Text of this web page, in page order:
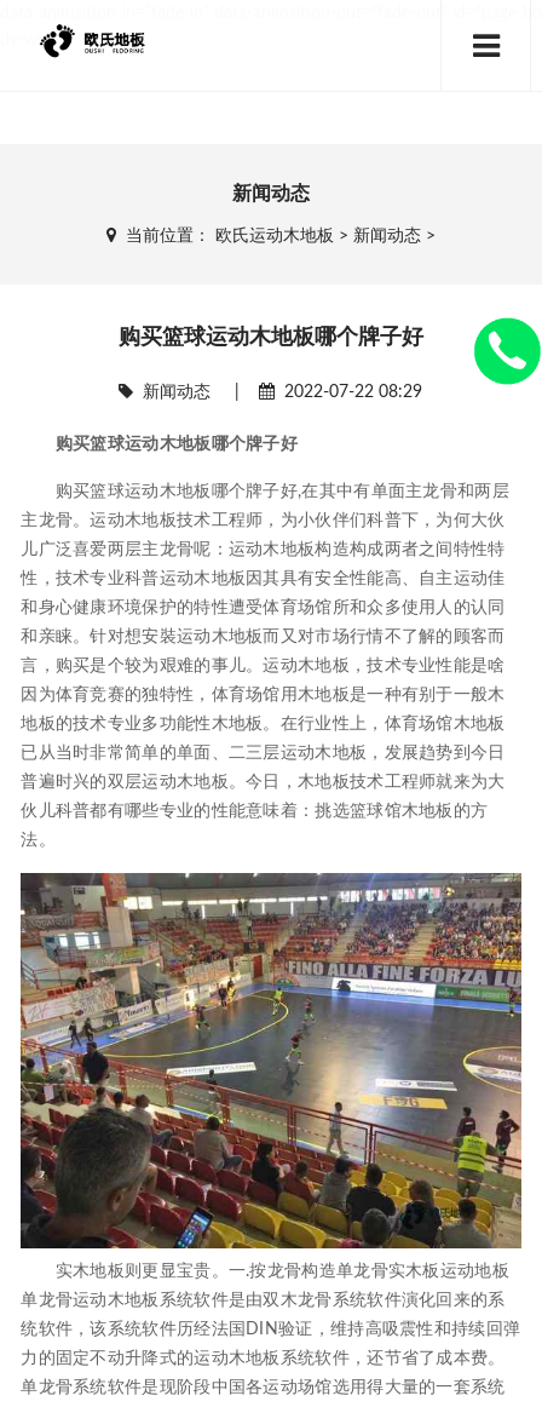
dy-wrap">
新闻动态
当前位置： 欧氏运动木地板 > 新闻动态 >
购买篮球运动木地板哪个牌子好
新闻动态 2022-07-22 08:29
购买篮球运动木地板哪个牌子好
购买篮球运动木地板哪个牌子好,在其中有单面主龙骨和两层
主龙骨。运动木地板技术工程师，为小伙伴们科普下，为何大伙
儿广泛喜爱两层主龙骨呢：运动木地板构造构成两者之间特性特
性，技术专业科普运动木地板因其具有安全性能高、自主运动佳
和身心健康环境保护的特性遭受体育场馆所和众多使用人的认同
和亲睐。针对想安裝运动木地板而又对市场行情不了解的顾客而
言，购买是个较为艰难的事儿。运动木地板，技术专业性能是啥
因为体育竞赛的独特性，体育场馆用木地板是一种有别于一般木
地板的技术专业多功能性木地板。在行业性上，体育场馆木地板
已从当时非常简单的单面、二三层运动木地板，发展趋势到今日
普遍时兴的双层运动木地板。今日，木地板技术工程师就来为大
伙儿科普都有哪些专业的性能意味着：挑选篮球馆木地板的方
法。
实木地板则更显宝贵。一.按龙骨构造单龙骨实木板运动地板
单龙骨运动木地板系统软件是由双木龙骨系统软件演化回来的系
统软件，该系统软件历经法国DIN验证，维持高吸震性和持续回弹
力的固定不动升降式的运动木地板系统软件，还节省了成本费。
单龙骨系统软件是现阶段中国各运动场馆选用得大量的一套系统